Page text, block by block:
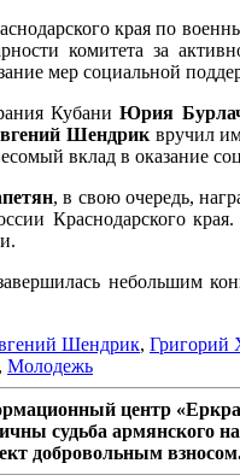
края по
комитета за
мер социальной
КубаниЮрия
Шендрик вручил
вклад в оказание
, в свою очередь,
Краснодарского
небольшим
Шендрик, Григорий
, Молодежь
центр
судьба
добровольным